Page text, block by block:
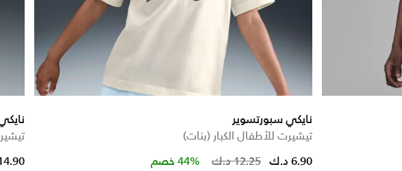
نايكي سبورتسوير
تيشيرت للأطفال الكبار (بنات)
Price reduced from
12.25 د.ك 6.90 د.ك 44% خصم
from
to
14.90